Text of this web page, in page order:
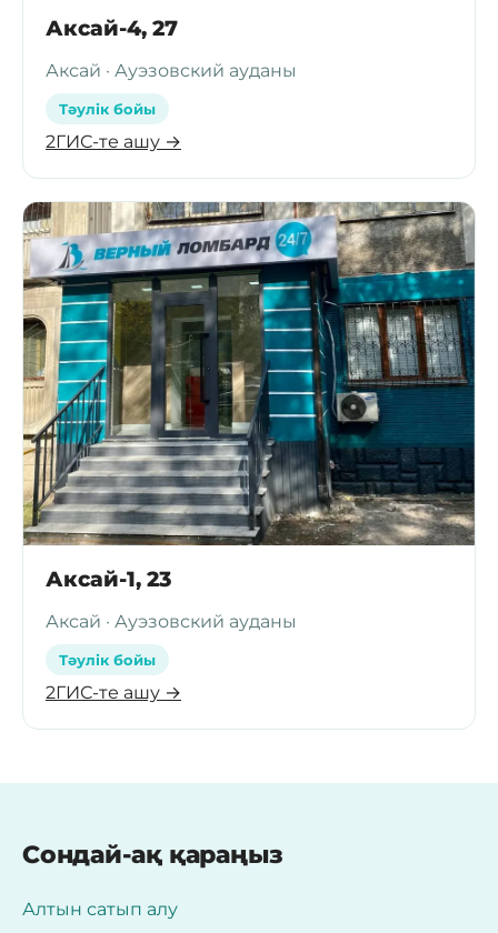
Аксай-4, 27
Аксай · Ауэзовский ауданы
Тәулік бойы
2ГИС-те ашу →
Аксай-1, 23
Аксай · Ауэзовский ауданы
Тәулік бойы
2ГИС-те ашу →
Сондай-ақ қараңыз
Алтын сатып алу